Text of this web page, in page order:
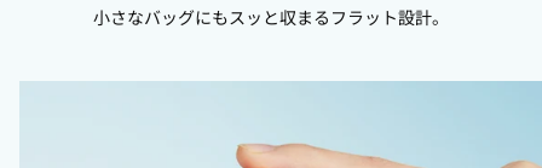
小さなバッグにもスッと収まるフラット設計。